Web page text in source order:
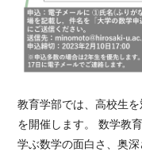
教育学部では、高校生
を開催します。 数学教
学ぶ数学の面白さ、奥深